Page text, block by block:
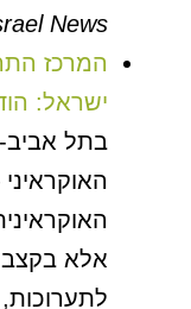
News
המרכז
ישראל:
בתל אביב-
אלא בקצב